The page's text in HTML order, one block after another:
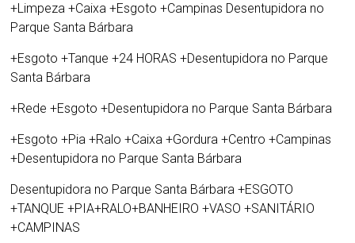
+Limpeza +Caixa +Esgoto +Campinas Desentupidora no
Parque Santa Bárbara
+Esgoto +Tanque +24 HORAS +Desentupidora no Parque
Santa Bárbara
+Rede +Esgoto +Desentupidora no Parque Santa Bárbara
+Esgoto +Pia +Ralo +Caixa +Gordura +Centro +Campinas
+Desentupidora no Parque Santa Bárbara
Desentupidora no Parque Santa Bárbara+ESGOTO
+TANQUE +PIA+RALO+BANHEIRO +VASO +SANITÁRIO
+CAMPINAS